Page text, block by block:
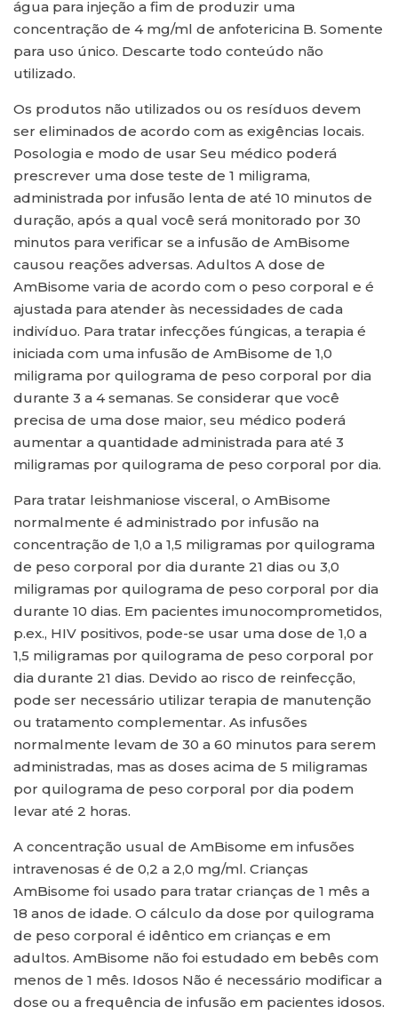
água para injeção a fim de produzir uma
concentração de 4 mg/ml de anfotericina B. Somente
para uso único. Descarte todo conteúdo não
utilizado.
Os produtos não utilizados ou os resíduos devem
ser eliminados de acordo com as exigências locais.
Posologia e modo de usar Seu médico poderá
prescrever uma dose teste de 1 miligrama,
administrada por infusão lenta de até 10 minutos de
duração, após a qual você será monitorado por 30
minutos para verificar se a infusão de AmBisome
causou reações adversas. Adultos A dose de
AmBisome varia de acordo com o peso corporal e é
ajustada para atender às necessidades de cada
indivíduo. Para tratar infecções fúngicas, a terapia é
iniciada com uma infusão de AmBisome de 1,0
miligrama por quilograma de peso corporal por dia
durante 3 a 4 semanas. Se considerar que você
precisa de uma dose maior, seu médico poderá
aumentar a quantidade administrada para até 3
miligramas por quilograma de peso corporal por dia.
Para tratar leishmaniose visceral, o AmBisome
normalmente é administrado por infusão na
concentração de 1,0 a 1,5 miligramas por quilograma
de peso corporal por dia durante 21 dias ou 3,0
miligramas por quilograma de peso corporal por dia
durante 10 dias. Em pacientes imunocomprometidos,
p.ex., HIV positivos, pode-se usar uma dose de 1,0 a
1,5 miligramas por quilograma de peso corporal por
dia durante 21 dias. Devido ao risco de reinfecção,
pode ser necessário utilizar terapia de manutenção
ou tratamento complementar. As infusões
normalmente levam de 30 a 60 minutos para serem
administradas, mas as doses acima de 5 miligramas
por quilograma de peso corporal por dia podem
levar até 2 horas.
A concentração usual de AmBisome em infusões
intravenosas é de 0,2 a 2,0 mg/ml. Crianças
AmBisome foi usado para tratar crianças de 1 mês a
18 anos de idade. O cálculo da dose por quilograma
de peso corporal é idêntico em crianças e em
adultos. AmBisome não foi estudado em bebês com
menos de 1 mês. Idosos Não é necessário modificar a
dose ou a frequência de infusão em pacientes idosos.